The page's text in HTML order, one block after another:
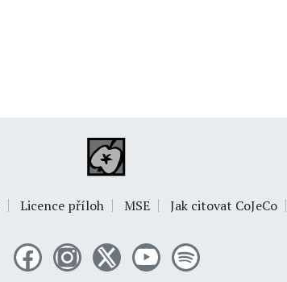
Licence příloh MSE Jak citovat CoJeCo